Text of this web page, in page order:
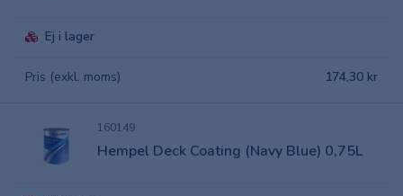
Ej i lager
Pris (exkl. moms) 174,30 kr
160149
Hempel Deck Coating (Navy Blue) 0,75L